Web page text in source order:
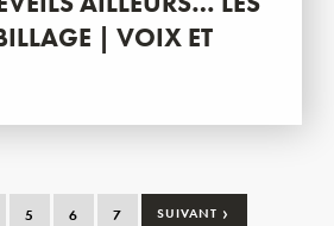
| VOIX ET
5 6 7 SUIVANT ›